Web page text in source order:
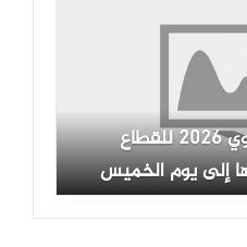
موعد إجازة المولد النبوي 2026 للقطاع
إلى يوم الخميس